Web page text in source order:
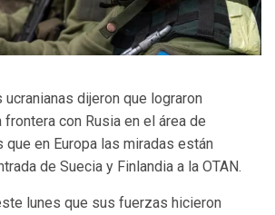
dijeron que lograron
frontera con Rusia en el área de
que en Europa las miradas están
de Suecia y Finlandia a la OTAN.
lunes que sus fuerzas hicieron